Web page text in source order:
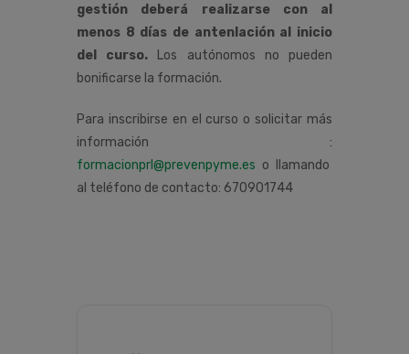
gestión deberá realizarse con al
menos 8 días de antenlación al inicio
del curso. Los autónomos no pueden
bonificarse la formación.
Para inscribirse en el curso o solicitar más
información :
formacionprl@prevenpyme.es o llamando
al teléfono de contacto: 670901744